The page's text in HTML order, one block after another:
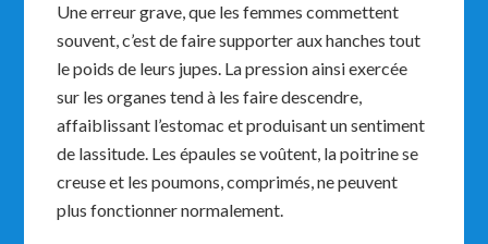
Une erreur grave, que les femmes commettent
souvent, c’est de faire supporter aux hanches tout
le poids de leurs jupes. La pression ainsi exercée
sur les organes tend à les faire descendre,
affaiblissant l’estomac et produisant un sentiment
de lassitude. Les épaules se voûtent, la poitrine se
creuse et les poumons, comprimés, ne peuvent
plus fonctionner normalement.